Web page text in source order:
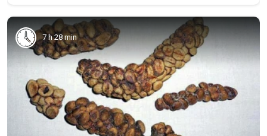
7 h 28 min